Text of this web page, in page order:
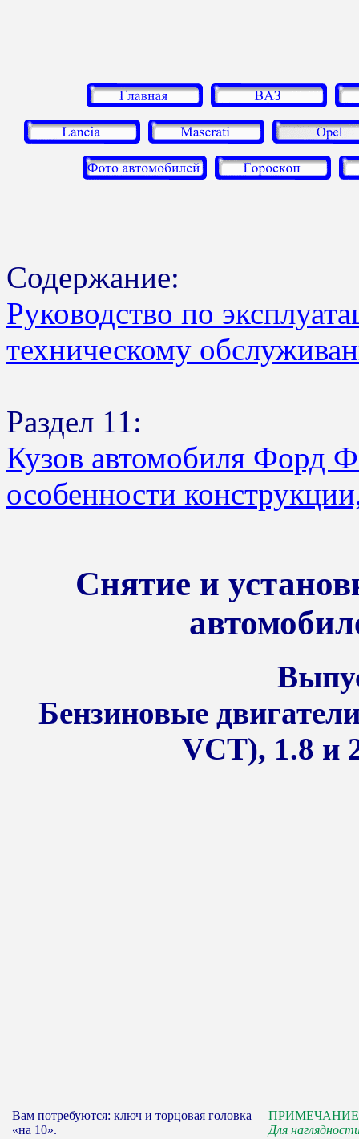
Содержание:
Руководство по
техническому
Раздел 11:
Кузов автомобиля Форд
особенности
Снятие и
Бензиновые
VCT), 1.8 и
Вам потребуются: ключ и торцовая головка
«на 10».
ПРИМЕЧАНИЕ
Для